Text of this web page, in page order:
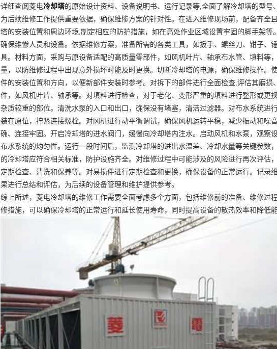
详细查阅菱电冷却塔的原始设计资料、设备说明书、运行记录等,全面了解冷却塔的型
为后续维修工作提供重要依据，确保维惨方案的针对性。在进入维修现场前，配备齐全
塔的安装位置和周边环境,制定相应的防护措施，如在高处作业区域设置牢固的脚手架等
确保维惨人员和设备。依据维修方案，准备所需的各类工具，如扳手、螺丝刀、钳子、
具。材料方面，采购与原设备适配的高质量零部件，如风机叶片、轴承布水管、填料等
量，以防维修过程中出现意外损坏时能及时更换。切断冷却塔的电源，确保维修操作。
件的安装位置和方向，以便新部件安装时参考。对拆下的部件进行全面检查,评估其磨
件，如风机叶片、轴承等。对填料进行检查，对于老化、变形严重的填料进行整形或更
杂质较重的部位。清洗水泵的入口和出口，确保没有堵塞，清洁过滤器。对布水系统进
装在原位，拧紧连接螺栓。对冈机进行动平衡调试，确保风机运转平稳，减少振动和噪
确、连接牢固。开启冷却塔的进水阀门，缓慢向冷却塔内注水。启动风机和水泵，观察
布水系统的均匀性。运行一段时间后，监测冷却塔的进出水温差、冷却水量等关键参数
的冷却塔应符合相关标准，防护设施齐全。对维修过程中可能涉及的风险进行再次评估
定期检查、清洗和保养等。对易损件进行定期检查和更换，确保设备的正常运行。记录
果进行总结和评估，为后续的设备管理和维护提供参考。
综上所述，菱电冷却塔的维修工作需要全面考虑多个方面，包括维修前的准备、维修过
修措施，可以确保冷却塔的正常运行和延长使用寿命，同时提高设备的散热效率和降低能